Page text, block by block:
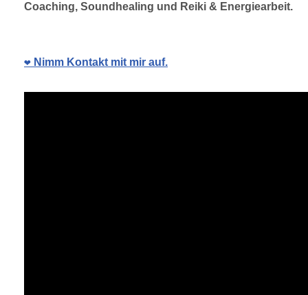
Coaching, Soundhealing und Reiki & Energiearbeit.
❤️ Nimm Kontakt mit mir auf.